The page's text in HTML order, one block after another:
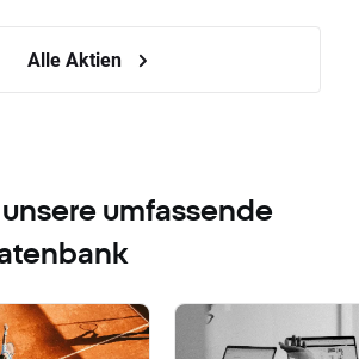
Alle Aktien
umfassende